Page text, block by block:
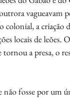
vagueavam
a criação
locais de
a presa, o
não fosse por